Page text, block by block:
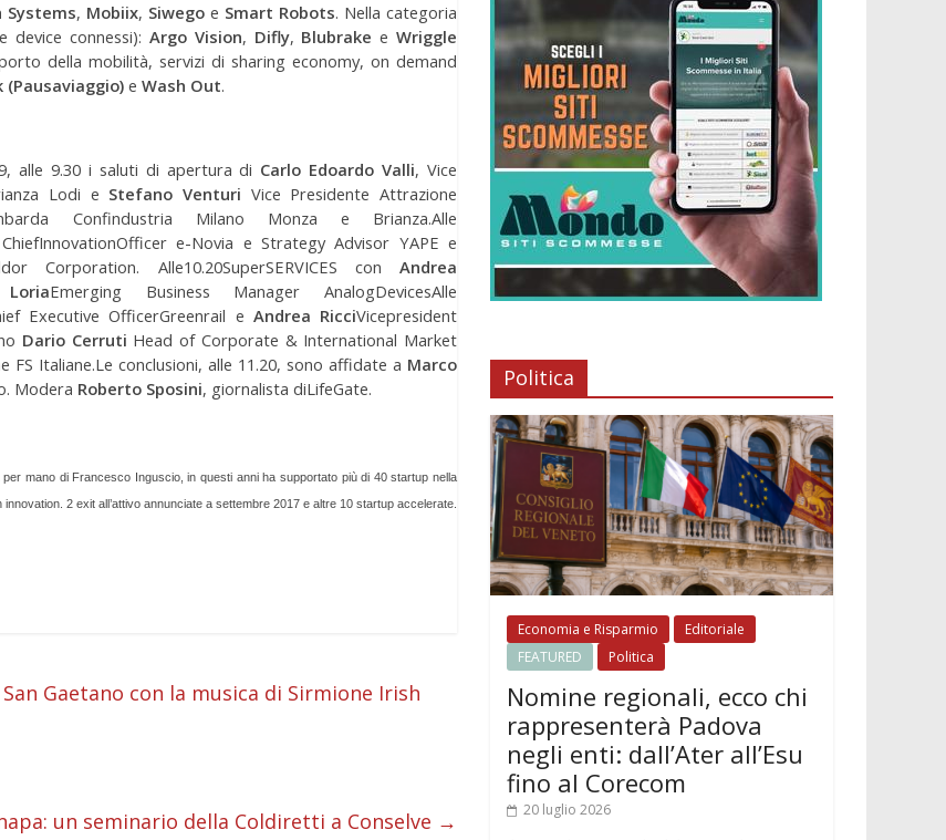
Systems, Mobiix, Siwegoe Smart Robots. Nella categoria
device connessi): Argo Vision, Difly, Blubrake eWriggle
della mobilità, servizi di sharing economy, on demand
(Pausaviaggio)e Wash Out.
alle 9.30 i saluti di apertura di Carlo Edoardo Valli, Vice
Lodi e Stefano Venturi Vice Presidente Attrazione
Confindustria Milano Monza e Brianza.Alle
e-Novia e Strategy Advisor YAPE e
Corporation. Alle10.20SuperSERVICES conAndrea
Emerging Business Manager AnalogDevicesAlle
Executive OfficerGreenrail e Andrea RicciVicepresident
Dario Cerruti Head of Corporate & International Market
FS Italiane.Le conclusioni, alle 11.20, sono affidate a Marco
Modera Roberto Sposini, giornalista diLifeGate.
mano di Francesco Inguscio, in questi anni ha supportato più di 40 startup nella
2 exit all’attivo annunciate a settembre 2017 e altre 10 startup accelerate.
Gaetano con la musica di Sirmione Irish
un seminario della Coldiretti a Conselve →
Politica
Economia e Risparmio
Editoriale
FEATURED
Politica
Nomine regionali, ecco chi
rappresenterà Padova
negli enti: dall’Ater all’Esu
fino al Corecom
20 luglio 2026